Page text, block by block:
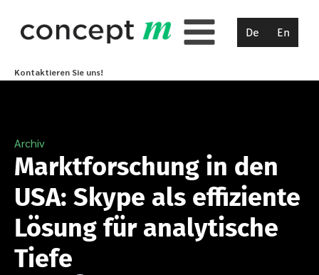
De En
Kontaktieren Sie uns!
Archiv
Marktforschung in den
USA: Skype als effiziente
Lösung für analytische
Tiefe